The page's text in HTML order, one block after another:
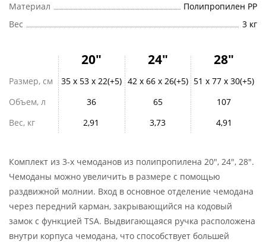
Материал
Полипропилен PP
Вес
3 кг
20" 24" 28"
Размер, см 35 x 53 x 22(+5) 42 x 66 x 26(+5) 51 x 77 x 30(+5)
Объем, л
36 65
107
Вес, кг
2,91 3,73 4,91
Комплект из 3-х чемоданов из полипропилена 20", 24", 28".
Чемоданы можно увеличить в размере с помощью
раздвижной молнии. Вход в основное отделение чемодана
через передний карман, закрывающийся на кодовый
замок с функцией TSA. Выдвигающаяся ручка расположена
внутри корпуса чемодана, что способствует большей